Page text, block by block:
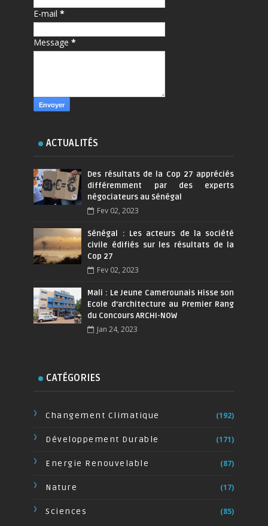
E-mail*
Message*
ACTUALITÉS
Des résultats de la Cop 27 appréciés
différemment par des experts
négociateurs au Sénégal
Fev 02, 2023
Sénégal : Les acteurs de la société
civile édifiés sur les résultats de la
Cop 27
Fev 02, 2023
Mali : Le Jeune Camerounais Hisse son
Ecole d’architecture au Premier Rang
du Concours ARCHI-NOW
Jan 24, 2023
CATÉGORIES
Changement Climatique (192)
Développement Durable (171)
Energie Renouvelable (87)
Nature (17)
Sciences (85)